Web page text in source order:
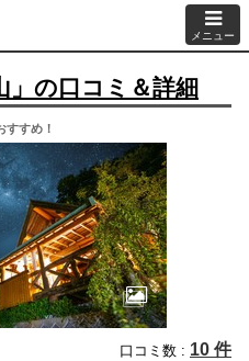
メニュー
の口コミ＆詳細
すすめ！
口コミ数 : 10 件